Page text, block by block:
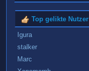
Top gelikte Nutzer
Igura
stalker
Marc